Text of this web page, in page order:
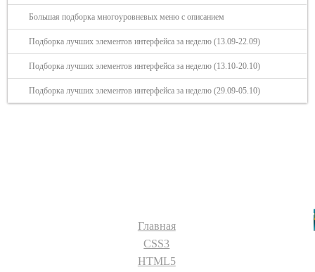
Большая подборка многоуровневых меню с описанием
Подборка лучших элементов интерфейса за неделю (13.09-22.09)
Подборка лучших элементов интерфейса за неделю (13.10-20.10)
Подборка лучших элементов интерфейса за неделю (29.09-05.10)
Главная
CSS3
HTML5